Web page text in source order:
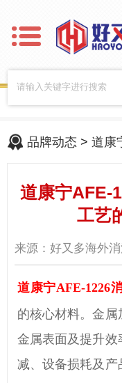
品牌动态 >道康
道康宁AFE-
工艺
来源：好又多海外消
道康宁AFE-1226
的核心材料。金
金属表面及提升效
减、设备损耗及产